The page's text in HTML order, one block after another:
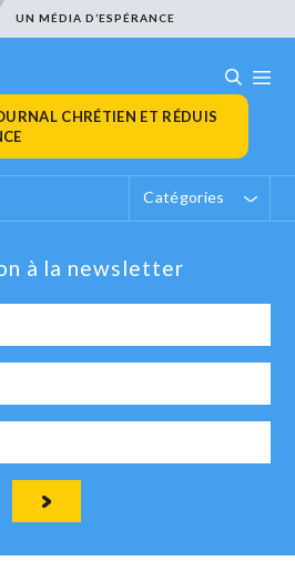
UN MÉDIA D’ESPÉRANCE
CHRÉTIEN ET RÉDUIS
Catégories
à la newsletter